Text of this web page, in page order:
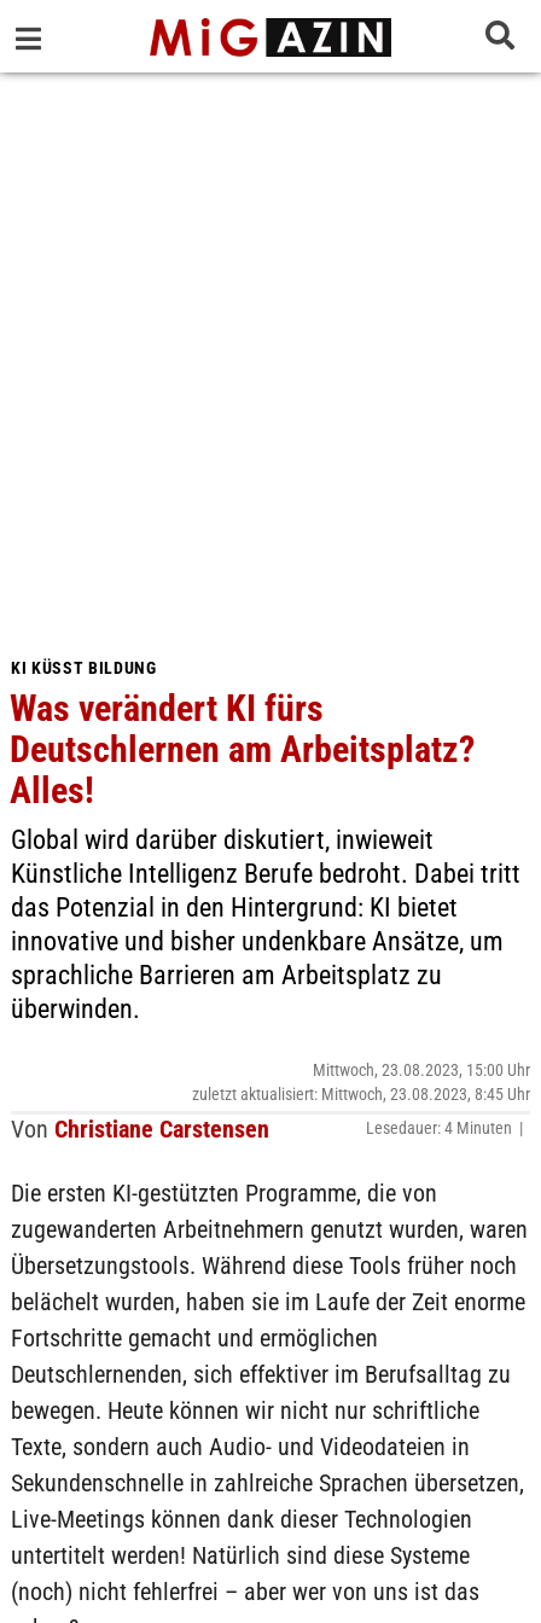
KI KÜSST BILDUNG
Was verändert KI fürs
Deutschlernen am Arbeitsplatz?
Alles!
Global wird darüber diskutiert, inwieweit
Künstliche Intelligenz Berufe bedroht. Dabei tritt
das Potenzial in den Hintergrund: KI bietet
innovative und bisher undenkbare Ansätze, um
sprachliche Barrieren am Arbeitsplatz zu
überwinden.
Von Christiane Carstensen
Mittwoch, 23.08.2023, 15:00 Uhr
zuletzt aktualisiert: Mittwoch, 23.08.2023, 8:45 Uhr
Lesedauer: 4 Minuten |
Die ersten KI-gestützten Programme, die von
zugewanderten Arbeitnehmern genutzt wurden, waren
Übersetzungstools. Während diese Tools früher noch
belächelt wurden, haben sie im Laufe der Zeit enorme
Fortschritte gemacht und ermöglichen
Deutschlernenden, sich effektiver im Berufsalltag zu
bewegen. Heute können wir nicht nur schriftliche
Texte, sondern auch Audio- und Videodateien in
Sekundenschnelle in zahlreiche Sprachen übersetzen,
Live-Meetings können dank dieser Technologien
untertitelt werden! Natürlich sind diese Systeme
(noch) nicht fehlerfrei – aber wer von uns ist das